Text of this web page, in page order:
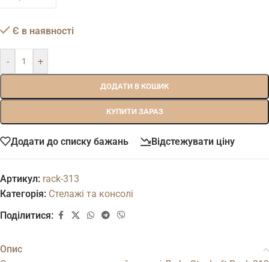
Є в наявності
- +
ДОДАТИ В КОШИК
КУПИТИ ЗАРАЗ
Додати до списку бажань Відстежувати ціну
Артикул: rack-313
Категорія: Стелажі та консолі
Поділитися:
Опис